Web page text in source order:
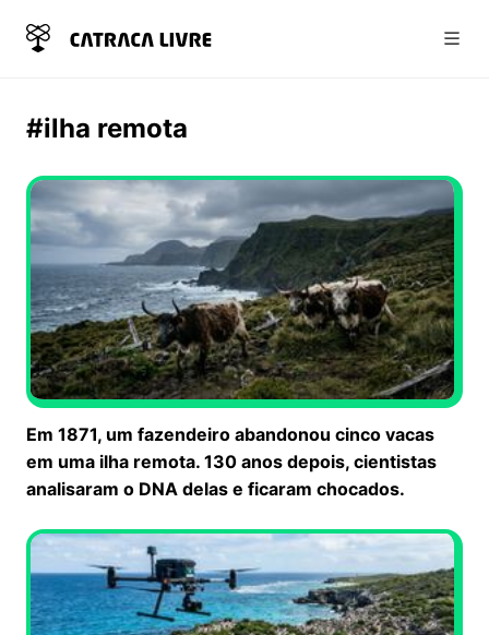
#ilha remota
Em 1871, um fazendeiro abandonou cinco vacas
em uma ilha remota. 130 anos depois, cientistas
analisaram o DNA delas e ficaram chocados.